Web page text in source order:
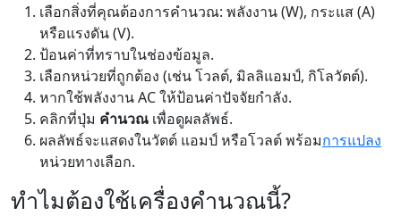
เลือกสิ่งที่คุณต้องการคำนวณ: พลังงาน (W), กระแส (A)
หรือแรงดัน (V).
ป้อนค่าที่ทราบในช่องข้อมูล.
เลือกหน่วยที่ถูกต้อง (เช่น โวลต์, มิลลิแอมป์, กิโลวัตต์).
หากใช้พลังงาน AC ให้ป้อนค่าปัจจัยกำลัง.
คลิกที่ปุ่ม คำนวณ เพื่อดูผลลัพธ์.
ผลลัพธ์จะแสดงในวัตต์ แอมป์ หรือโวลต์ พร้อมการแปลง
หน่วยทางเลือก.
ทำไมต้องใช้เครื่องคำนวณนี้?